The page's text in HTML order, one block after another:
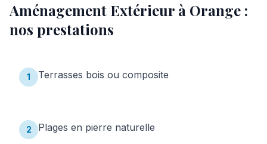
Devis Gratuit
Aménagement Extérieur à Orange :
nos prestations
1 Terrasses bois ou composite
2 Plages en pierre naturelle